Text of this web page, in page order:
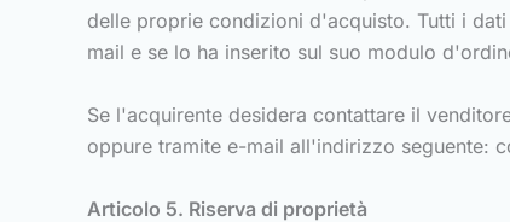
delle proprie condizioni d'acquisto. Tutti i
mail e se lo ha inserito sul suo modulo
Se l'acquirente desidera contattare il
oppure tramite e-mail all'indirizzo seguente:
Articolo 5. Riserva di proprietà